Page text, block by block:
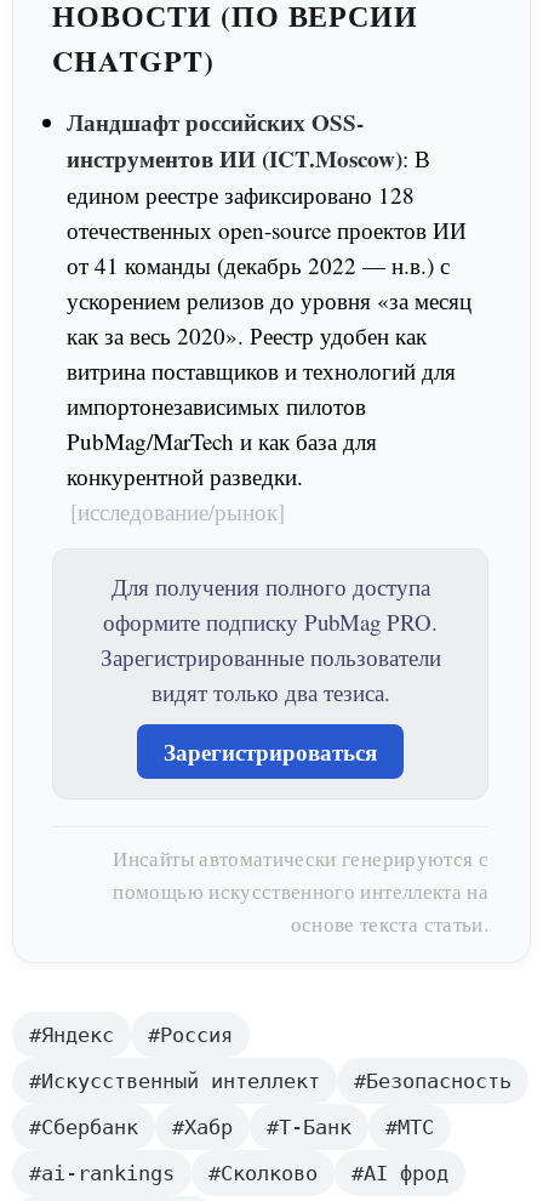
НОВОСТИ (ПО ВЕРСИИ
CHATGPT)
Ландшафт российских OSS-
инструментов ИИ (ICT.Moscow): В
едином реестре зафиксировано 128
отечественных open-source проектов ИИ
от 41 команды (декабрь 2022 — н.в.) с
ускорением релизов до уровня «за месяц
как за весь 2020». Реестр удобен как
витрина поставщиков и технологий для
импортонезависимых пилотов
PubMag/MarTech и как база для
конкурентной разведки.
[исследование/рынок]
Для получения полного доступа
оформите подписку PubMag PRO.
Зарегистрированные пользователи
видят только два тезиса.
Зарегистрироваться
Инсайты автоматически генерируются с
помощью искусственного интеллекта на
основе текста статьи.
#Яндекс
#Россия
#Искусственный интеллект
#Безопасность
#Сбербанк
#Хабр #Т-Банк
#МТС
#ai-rankings
#Сколково
#AI фрод